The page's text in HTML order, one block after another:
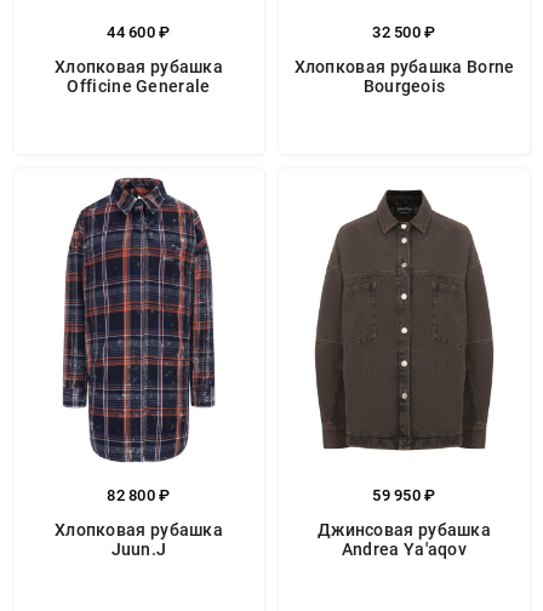
44 600 ₽
Хлопковая рубашка
Officine Generale
32 500 ₽
Хлопковая рубашка Borne
Bourgeois
82 800 ₽
Хлопковая рубашка
Juun.J
59 950 ₽
Джинсовая рубашка
Andrea Ya'aqov